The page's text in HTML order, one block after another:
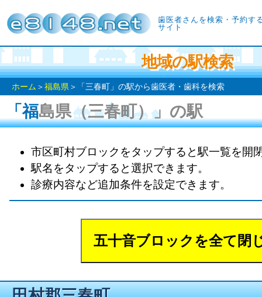
歯医者さんを検索・予約す
サイト
地域の駅検索
ホーム ＞福島県 ＞「三春町」の駅から歯医者・歯科を検索
「福島県（三春町）」の駅
市区町村ブロックをタップすると駅一覧を開
駅名をタップすると選択できます。
診療内容など追加条件を設定できます。